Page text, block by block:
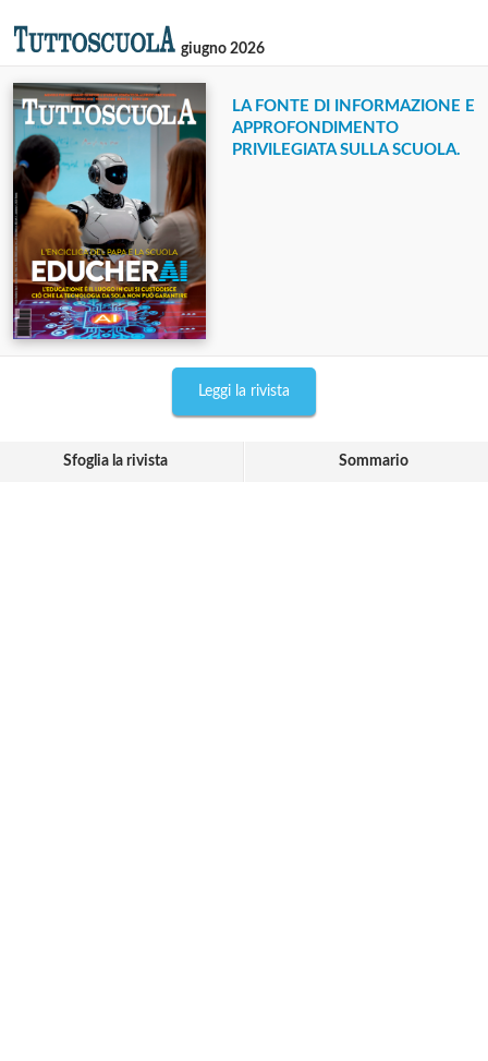
giugno 2026
LA FONTE DI INFORMAZIONE E
APPROFONDIMENTO
PRIVILEGIATA SULLA SCUOLA.
Leggi la rivista
Sfoglia la rivista Sommario